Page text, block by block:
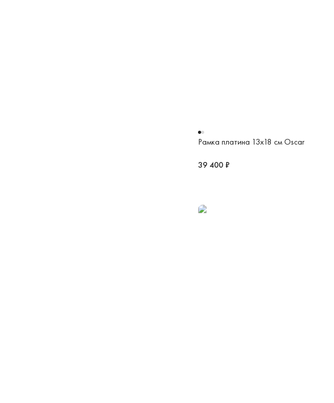
Рамка платина 13х18 см Oscar
39 400 ₽